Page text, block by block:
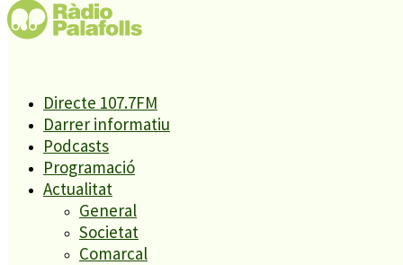
Directe 107.7FM
Darrer informatiu
Podcasts
Programació
Actualitat
General
Societat
Comarcal
A partir d’ara no et perdis res. Rep
SUBSCRIURE’M
És tendència ara
ESPORTS CAP DE SETMANA